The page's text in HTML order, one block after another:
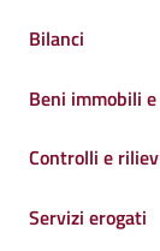
Bilanci
Beni immobili
Controlli e
Servizi erogati